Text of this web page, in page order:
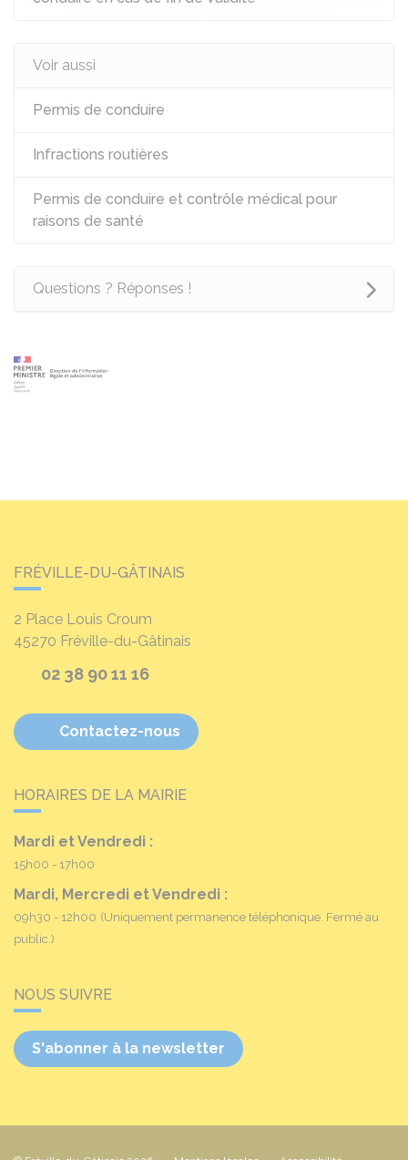
Voir aussi
Permis de conduire
Infractions routières
Permis de conduire et contrôle médical pour
raisons de santé
Questions ? Réponses !
FRÉVILLE-DU-GÂTINAIS
2 Place Louis Croum
45270 Fréville-du-Gâtinais
02 38 90 11 16
Contactez-nous
HORAIRES DE LA MAIRIE
Mardi et Vendredi :
15h00 - 17h00
Mardi, Mercredi et Vendredi :
09h30 - 12h00 (Uniquement permanence téléphonique. Fermé au
public.)
NOUS SUIVRE
S'abonner à la newsletter